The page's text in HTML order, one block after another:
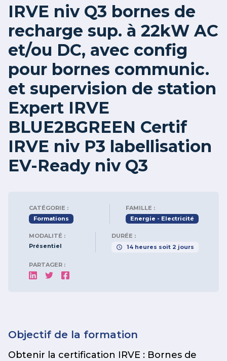
IRVE niv Q3 bornes de
recharge sup. à 22kW AC
et/ou DC, avec config
pour bornes communic.
et supervision de station
Expert IRVE
BLUE2BGREEN Certif
IRVE niv P3 labellisation
EV-Ready niv Q3
CATÉGORIE :
Formations
FAMILLE :
Energie - Electricité
MODALITÉ :
Présentiel
DURÉE :
14 heures soit 2 jours
PARTAGER :
Objectif de la formation
Obtenir la certification IRVE : Bornes de